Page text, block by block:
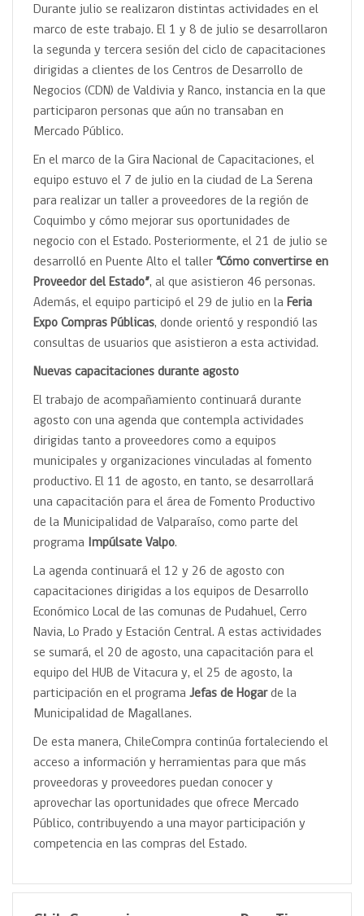
Durante julio se realizaron distintas actividades en el
marco de este trabajo. El 1 y 8 de julio se desarrollaron
la segunda y tercera sesión del ciclo de capacitaciones
dirigidas a clientes de los Centros de Desarrollo de
Negocios (CDN) de Valdivia y Ranco, instancia en la que
participaron personas que aún no transaban en
Mercado Público.
En el marco de la Gira Nacional de Capacitaciones, el
equipo estuvo el 7 de julio en la ciudad de La Serena
para realizar un taller a proveedores de la región de
Coquimbo y cómo mejorar sus oportunidades de
negocio con el Estado. Posteriormente, el 21 de julio se
desarrolló en Puente Alto el taller “Cómo convertirse en
Proveedor del Estado”, al que asistieron 46 personas.
Además, el equipo participó el 29 de julio en la Feria
Expo Compras Públicas, donde orientó y respondió las
consultas de usuarios que asistieron a esta actividad.
Nuevas capacitaciones durante agosto
El trabajo de acompañamiento continuará durante
agosto con una agenda que contempla actividades
dirigidas tanto a proveedores como a equipos
municipales y organizaciones vinculadas al fomento
productivo. El 11 de agosto, en tanto, se desarrollará
una capacitación para el área de Fomento Productivo
de la Municipalidad de Valparaíso, como parte del
programa
Impúlsate Valpo.
La agenda continuará el 12 y 26 de agosto con
capacitaciones dirigidas a los equipos de Desarrollo
Económico Local de las comunas de Pudahuel, Cerro
Navia, Lo Prado y Estación Central. A estas actividades
se sumará, el 20 de agosto, una capacitación para el
equipo del HUB de Vitacura y, el 25 de agosto, la
participación en el programa Jefas de Hogarde la
Municipalidad de Magallanes.
De esta manera, ChileCompra continúa fortaleciendo el
acceso a información y herramientas para que más
proveedoras y proveedores puedan conocer y
aprovechar las oportunidades que ofrece Mercado
Público, contribuyendo a una mayor participación y
competencia en las compras del Estado.